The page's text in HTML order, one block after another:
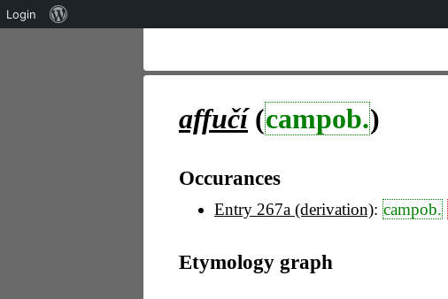
affučí(campob.)
Occurances
Entry 267a (derivation): campob.
Etymology graph
Login